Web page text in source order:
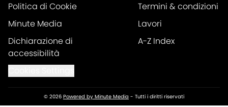
Politica di Cookie
Termini & condizioni
Minute Media
Lavori
Dichiarazione di
accessibilità
A-Z Index
© 2026 Powered by Minute Media - Tutti i diritti riservati